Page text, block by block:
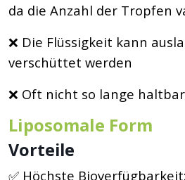
da die Anzahl der Tropfen
❌ Die Flüssigkeit kann
verschüttet werden
❌ Oft nicht so lange
Liposomale Form
Vorteile
✅ Höchste